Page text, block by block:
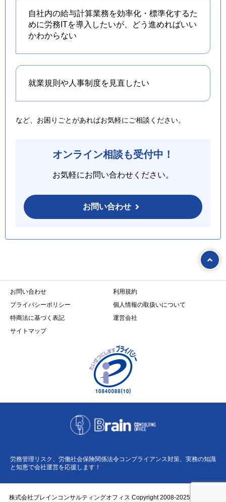
自社内の給与計算業務を効率化・標準化するた
めに労務ITを導入したいが、どう進めればいい
かわからない
就業規則や人事制度を 見直したい
など、お困りごとがあればお気軽にご相談ください。
オンライン相談も受付中！
お気軽にお問い合わせください。
お問い合わせ
お問い合わせ
利用規約
プライバシーポリシー
個人情報の取扱いについて
特商法に基づく表記
運営会社
サイトマップ
労務管理リスク、労働社会保険関係法令コンプライアンス対策、実務の知識
と知恵で会社運営を応援します！
株式会社ブレインコンサルティングオフィス Copyright 2008-2025 BCO Co.,